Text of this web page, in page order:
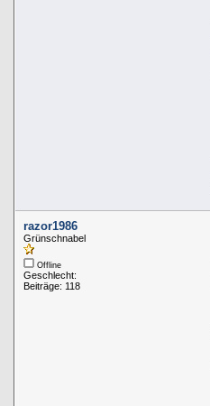
razor1986
Grünschnabel
Offline
Geschlecht:
Beiträge: 118